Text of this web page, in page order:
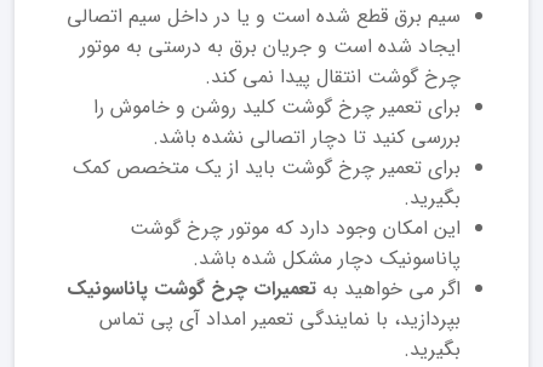
سیم برق قطع شده است و یا در داخل سیم اتصالی
ایجاد شده است و جریان برق به درستی به موتور
چرخ گوشت انتقال پیدا نمی کند.
برای تعمیر چرخ گوشت کلید روشن و خاموش را
بررسی کنید تا دچار اتصالی نشده باشد.
برای تعمیر چرخ گوشت باید از یک متخصص کمک
بگیرید.
این امکان وجود دارد که موتور چرخ گوشت
پاناسونیک دچار مشکل شده باشد.
اگر می خواهید به تعمیرات چرخ گوشت پاناسونیک
بپردازید، با نمایندگی تعمیر امداد آی پی تماس
بگیرید.